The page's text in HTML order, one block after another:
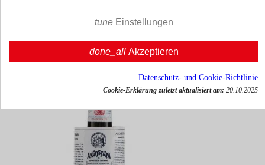
inkl. MwSt.
tune Einstellungen
done_all Akzeptieren
Datenschutz- und Cookie-Richtlinie
Cookie-Erklärung zuletzt aktualisiert am: 20.10.2025